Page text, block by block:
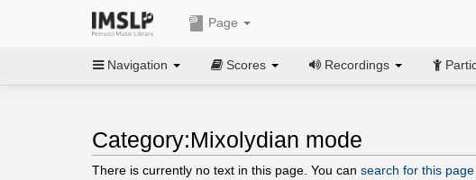
Page
Navigation Scores Recordings
Category:Mixolydian mode
There is currently no text in this page. You can search for this